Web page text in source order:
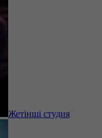
Жетінші студия